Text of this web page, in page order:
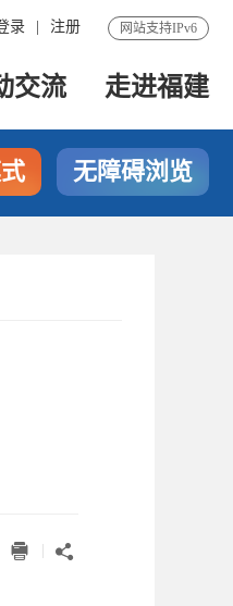
网站支持IPv6
录 注册
交流 走进福建
无障碍浏览
 